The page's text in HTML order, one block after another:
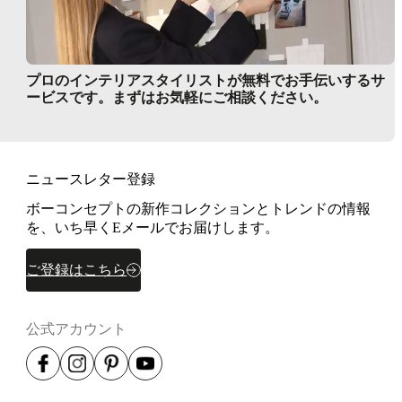
プロのインテリアスタイリストが無料でお手伝いするサ
ービスです。まずはお気軽にご相談ください。
ニュースレター登録
ボーコンセプトの新作コレクションとトレンドの情報
を、いち早くEメールでお届けします。
ご登録はこちら
公式アカウント